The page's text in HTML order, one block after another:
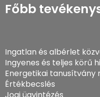
Főbb
Ingatlan és albérlet
Ingyenes és teljes körű
Energetikai tanusítvány
Értékbecslés